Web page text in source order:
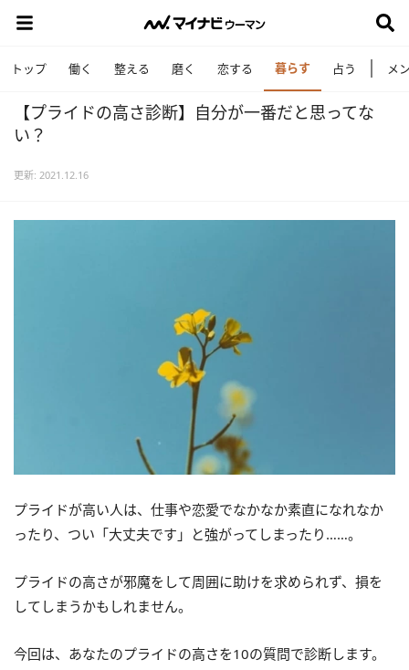
トップ 働く 整える 磨く 恋する 暮らす 占う メ
【プライドの高さ診断】自分が一番だと思ってな
い？
更新: 2021.12.16
プライドが高い人は、仕事や恋愛でなかなか素直になれなか
ったり、つい「大丈夫です」と強がってしまったり……。
プライドの高さが邪魔をして周囲に助けを求められず、損を
してしまうかもしれません。
今回は、あなたのプライドの高さを10の質問で診断します。